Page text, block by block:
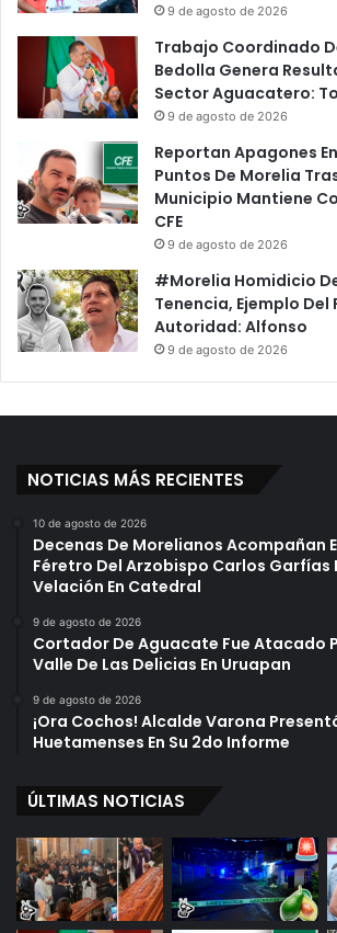
9 de agosto de 2026
Trabajo Coordinado
Bedolla Genera
Sector Aguacatero:
9 de agosto de 2026
Reportan Apagones
Puntos De Morelia
Municipio Mantiene
CFE
9 de agosto de 2026
#Morelia Homidicio
Tenencia, Ejemplo Del
Autoridad: Alfonso
9 de agosto de 2026
NOTICIAS MÁS RECIENTES
10 de agosto de 2026
Decenas De Morelianos Acompañan
Féretro Del Arzobispo Carlos Garfías
Velación En Catedral
9 de agosto de 2026
Cortador De Aguacate Fue Atacado
Valle De Las Delicias En Uruapan
9 de agosto de 2026
¡Ora Cochos! Alcalde Varona
Huetamenses En Su 2do Informe
ÚLTIMAS NOTICIAS